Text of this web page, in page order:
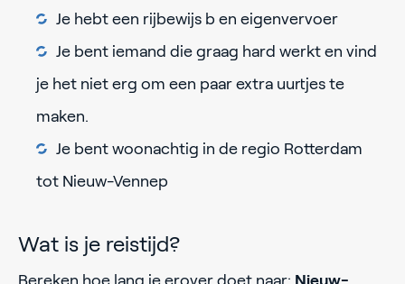
Je hebt een rijbewijs b en eigenvervoer
Je bent iemand die graag hard werkt en vind
je het niet erg om een paar extra uurtjes te
maken.
Je bent woonachtig in de regio Rotterdam
tot Nieuw-Vennep
Wat is je reistijd?
Bereken hoe lang je erover doet naar: Nieuw-